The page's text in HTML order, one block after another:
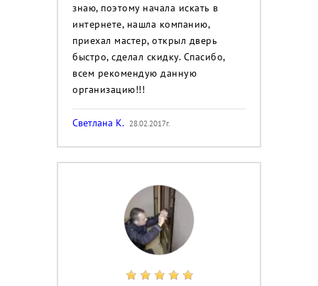
знаю, поэтому начала искать в
интернете, нашла компанию,
приехал мастер, открыл дверь
быстро, сделал скидку. Спасибо,
всем рекомендую данную
организацию!!!
Светлана К. 28.02.2017г.